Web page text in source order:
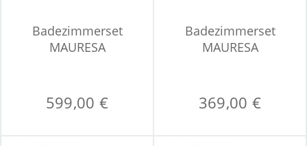
Badezimmerset
MAURESA
599,00 €
Badezimmerset
MAURESA
369,00 €